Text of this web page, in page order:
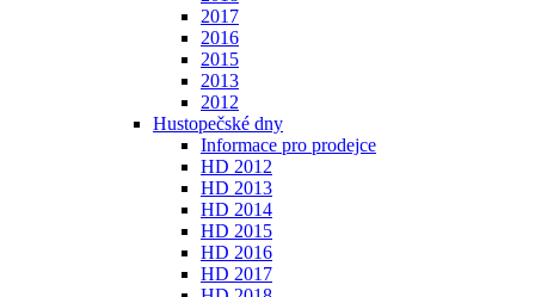
2017
2016
2015
2013
2012
Hustopečské dny
Informace pro prodejce
HD 2012
HD 2013
HD 2014
HD 2015
HD 2016
HD 2017